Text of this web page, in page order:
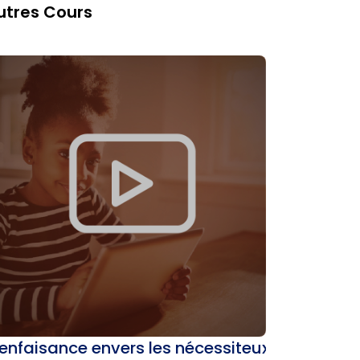
Cours
envers les nécessiteux